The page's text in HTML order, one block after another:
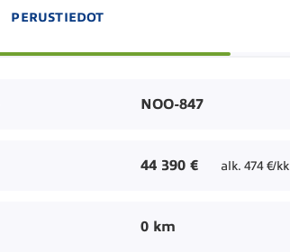
PERUSTIEDOT
NOO-847
44 390 € alk. 474 €/kk
0 km